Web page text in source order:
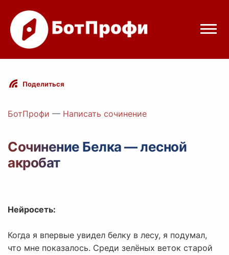
Режимы бота
Цены
Вход с Telegram
Поделиться
БотПрофи — Написать сочинение
Сочинение Белка — лесной
акробат
Нейросеть:
Когда я впервые увидел белку в лесу, я подумал,
что мне показалось. Среди зелёных веток старой